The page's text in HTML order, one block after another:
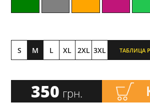
S M L XL 2XL 3XL ТАБЛИЦА
350 грн.